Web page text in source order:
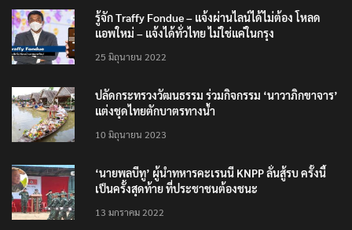
24 มีนาคม 2021
รู้จัก Traffy Fondue – แจ้งผ่านไลน์ได้ไม่ต้อง โหลด
แอพใหม่ – แจ้งได้ทั่วไทย ไม่ใช่แค่ในกรุง
25 มิถุนายน 2022
ปลัดกระทรวงวัฒนธรรม ร่วมกิจกรรม ‘นาวาภิกขาจาร’
แต่งชุดไทยตักบาตรทางน้ำ
10 มิถุนายน 2023